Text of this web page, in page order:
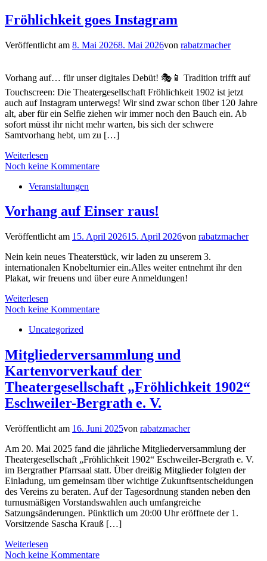
Fröhlichkeit goes Instagram
Veröffentlicht am 8. Mai 20268. Mai 2026von rabatzmacher
Vorhang auf… für unser digitales Debüt! 🎭📱 Tradition trifft auf
Touchscreen: Die Theatergesellschaft Fröhlichkeit 1902 ist jetzt
auch auf Instagram unterwegs! Wir sind zwar schon über 120 Jahre
alt, aber für ein Selfie ziehen wir immer noch den Bauch ein. Ab
sofort müsst ihr nicht mehr warten, bis sich der schwere
Samtvorhang hebt, um zu […]
Weiterlesen
Noch keine Kommentare
Veranstaltungen
Vorhang auf Einser raus!
Veröffentlicht am 15. April 202615. April 2026von rabatzmacher
Nein kein neues Theaterstück, wir laden zu unserem 3.
internationalen Knobelturnier ein.Alles weiter entnehmt ihr den
Plakat, wir freuens und über eure Anmeldungen!
Weiterlesen
Noch keine Kommentare
Uncategorized
Mitgliederversammlung und
Kartenvorverkauf der
Theatergesellschaft „Fröhlichkeit 1902“
Eschweiler-Bergrath e. V.
Veröffentlicht am 16. Juni 2025von rabatzmacher
Am 20. Mai 2025 fand die jährliche Mitgliederversammlung der
Theatergesellschaft „Fröhlichkeit 1902“ Eschweiler-Bergrath e. V.
im Bergrather Pfarrsaal statt. Über dreißig Mitglieder folgten der
Einladung, um gemeinsam über wichtige Zukunftsentscheidungen
des Vereins zu beraten. Auf der Tagesordnung standen neben den
turnusmäßigen Vorstandswahlen auch umfangreiche
Satzungsänderungen. Pünktlich um 20:00 Uhr eröffnete der 1.
Vorsitzende Sascha Krauß […]
Weiterlesen
Noch keine Kommentare